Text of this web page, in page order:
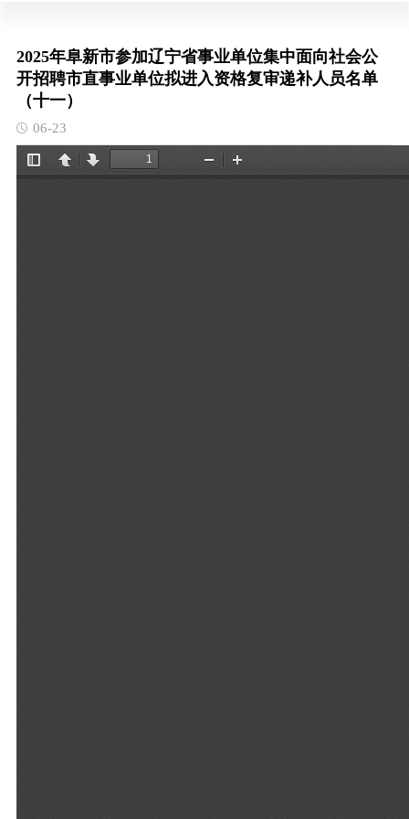
2025年阜新市参加辽宁省事业单位集中面向社会公
开招聘市直事业单位拟进入资格复审递补人员名单
（十一）
06-23